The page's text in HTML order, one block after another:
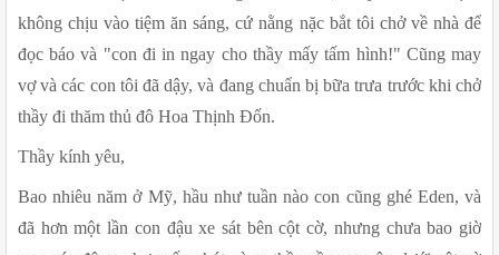
không chịu vào tiệm ăn sáng, cứ nằng nặc bắt tôi chở về nhà để
đọc báo và "con đi in ngay cho thầy mấy tấm hình!" Cũng may
vợ và các con tôi đã dậy, và đang chuẩn bị bữa trưa trước khi chở
thầy đi thăm thủ đô Hoa Thịnh Đốn.
Thầy kính yêu,
Bao nhiêu năm ở Mỹ, hầu như tuần nào con cũng ghé Eden, và
đã hơn một lần con đậu xe sát bên cột cờ, nhưng chưa bao giờ